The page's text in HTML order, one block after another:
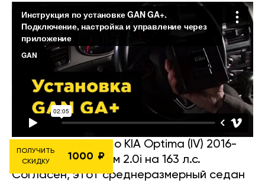
Вот подробности о KIA Optima (IV) 2016-
2020 с двигателем 2.0i на 163 л.с.
Согласен, этот среднеразмерный седан
ПОЛУЧИТЬ
СКИДКУ
1000